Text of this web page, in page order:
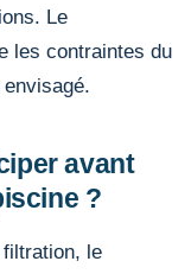
Le
les contraintes du
avant
?
le